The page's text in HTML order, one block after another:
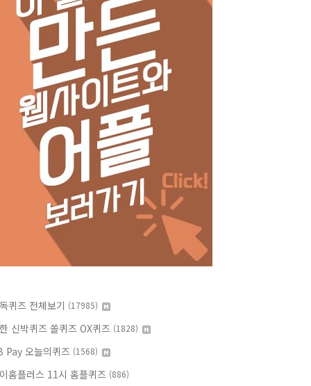
퀴즈 전체보기 (17985)
신박퀴즈 쏠퀴즈 OX퀴즈 (1828)
Pay 오늘의퀴즈 (1568)
홈플러스 11시 홈플퀴즈 (886)